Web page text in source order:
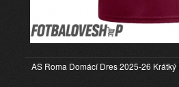
AS Roma Domácí Dres 2025-26 Krátký